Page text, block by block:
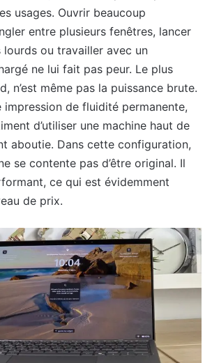
usages. Ouvrir beaucoup
entre plusieurs fenêtres, lancer
ou travailler avec un
ne lui fait pas peur. Le plus
n’est même pas la puissance brute.
impression de fluidité permanente,
d’utiliser une machine haut de
aboutie. Dans cette configuration,
se contente pas d’être original. Il
ce qui est évidemment
de prix.